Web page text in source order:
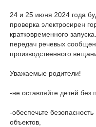
24 и 25 июня 2024 года
проверка электросирен
кратковременного
передач речевых
производственного
Уважаемые родители!
-не оставляйте детей без
-обеспечьте
объектов,